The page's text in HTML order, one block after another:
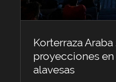
Korterraza
proyecciones
alavesas